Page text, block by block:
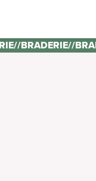
//BRADERIE//